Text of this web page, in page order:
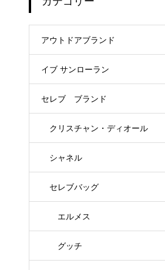
アウトドアブランド
イブ サンローラン
セレブ ブランド
クリスチャン・ディオール
シャネル
セレブバッグ
エルメス
グッチ